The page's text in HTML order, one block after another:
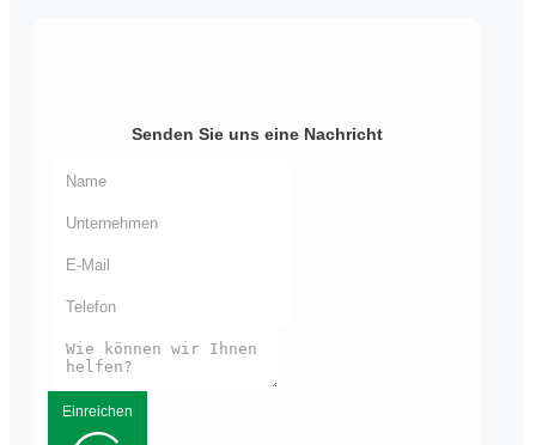
Senden Sie uns eine Nachricht
Einreichen